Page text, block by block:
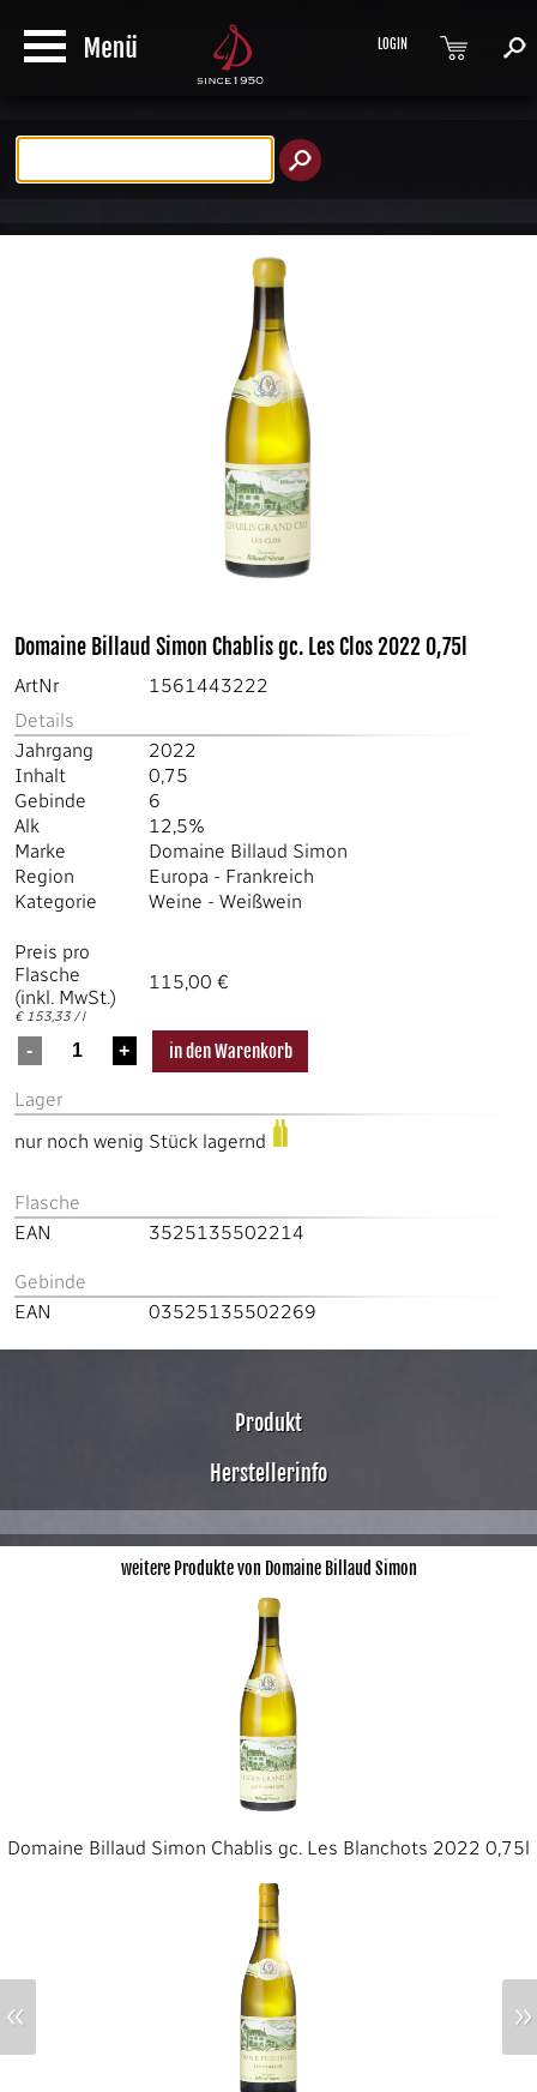
LOGIN
Domaine Billaud Simon Chablis gc. Les Clos 2022 0,75l
ArtNr
1561443222
Details
Jahrgang
2022
Inhalt
0,75
Gebinde
6
Alk
12,5%
Marke
Domaine Billaud Simon
Region
Europa - Frankreich
Kategorie
Weine - Weißwein
Preis pro
Flasche
(inkl. MwSt.)
€ 153,33 / l
115,00 €
Lager
nur noch wenig Stück lagernd
Flasche
EAN
3525135502214
Gebinde
EAN
03525135502269
Produkt
Herstellerinfo
weitere Produkte von Domaine Billaud Simon
Domaine Billaud Simon Chablis gc. Les Blanchots 2022 0,75l
« »